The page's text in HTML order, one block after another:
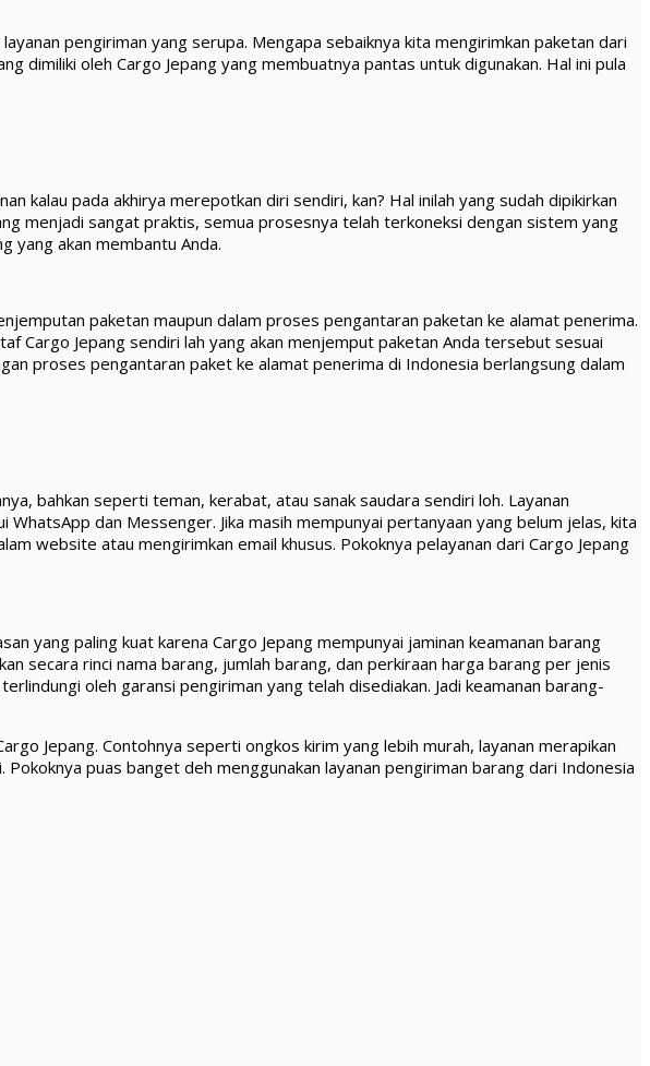
pengiriman yang serupa. Mengapa sebaiknya kita mengirimkan paketan dari
dimiliki oleh Cargo Jepang yang membuatnya pantas untuk digunakan. Hal ini pula
kalau pada akhirya merepotkan diri sendiri, kan? Hal inilah yang sudah dipikirkan
menjadi sangat praktis, semua prosesnya telah terkoneksi dengan sistem yang
yang akan membantu Anda.
paketan maupun dalam proses pengantaran paketan ke alamat penerima.
Cargo Jepang sendiri lah yang akan menjemput paketan Anda tersebut sesuai
proses pengantaran paket ke alamat penerima di Indonesia berlangsung dalam
bahkan seperti teman, kerabat, atau sanak saudara sendiri loh. Layanan
dan Messenger. Jika masih mempunyai pertanyaan yang belum jelas, kita
website atau mengirimkan email khusus. Pokoknya pelayanan dari Cargo Jepang
yang paling kuat karena Cargo Jepang mempunyai jaminan keamanan barang
secara rinci nama barang, jumlah barang, dan perkiraan harga barang per jenis
oleh garansi pengiriman yang telah disediakan. Jadi keamanan barang-
Jepang. Contohnya seperti ongkos kirim yang lebih murah, layanan merapikan
puas banget deh menggunakan layanan pengiriman barang dari Indonesia